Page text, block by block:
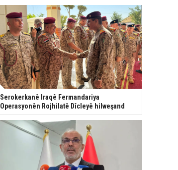
Serokerkanê Iraqê Fermandariya
Operasyonên Rojhilatê Dîcleyê hilweşand